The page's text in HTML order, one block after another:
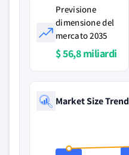
Previsione
dimensione del
mercato 2035
$ 56,8 miliardi
Market Size Trend